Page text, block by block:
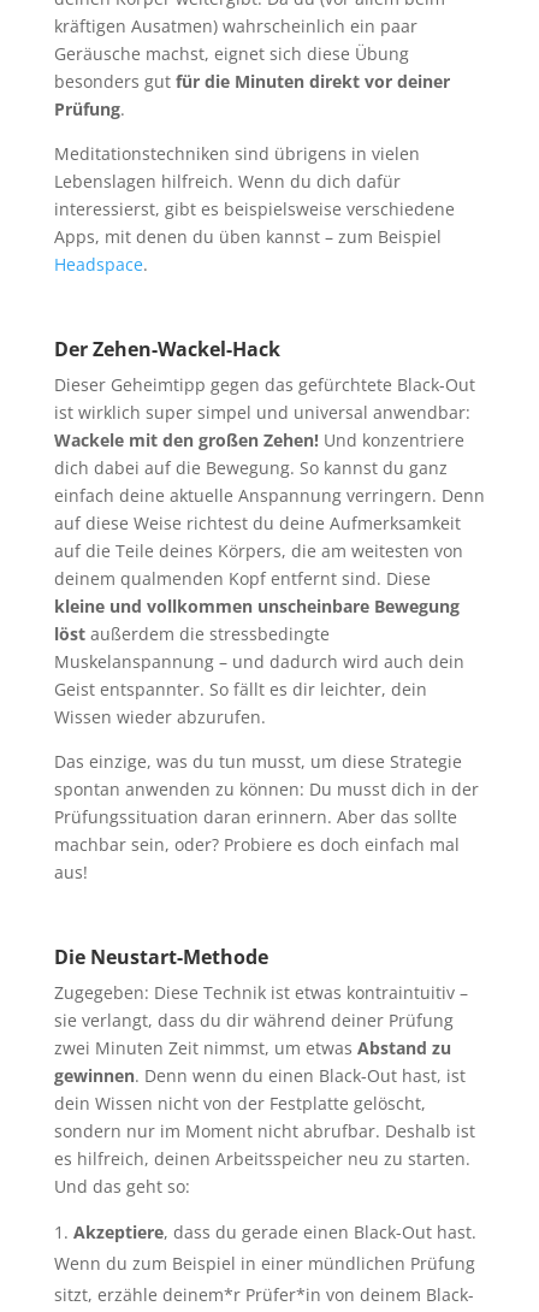
kräftigen Ausatmen) wahrscheinlich ein paar
Geräusche machst, eignet sich diese Übung
besonders gut für die Minuten direkt vor deiner
Prüfung.
Meditationstechniken sind übrigens in vielen
Lebenslagen hilfreich. Wenn du dich dafür
interessierst, gibt es beispielsweise verschiedene
Apps, mit denen du üben kannst – zum Beispiel
Headspace.
Der Zehen-Wackel-Hack
Dieser Geheimtipp gegen das gefürchtete Black-Out
ist wirklich super simpel und universal anwendbar:
Wackele mit den großen Zehen!Und konzentriere
dich dabei auf die Bewegung. So kannst du ganz
einfach deine aktuelle Anspannung verringern. Denn
auf diese Weise richtest du deine Aufmerksamkeit
auf die Teile deines Körpers, die am weitesten von
deinem qualmenden Kopf entfernt sind. Diese
kleine und vollkommen unscheinbare Bewegung
löstaußerdem die stressbedingte
Muskelanspannung – und dadurch wird auch dein
Geist entspannter. So fällt es dir leichter, dein
Wissen wieder abzurufen.
Das einzige, was du tun musst, um diese Strategie
spontan anwenden zu können: Du musst dich in der
Prüfungssituation daran erinnern. Aber das sollte
machbar sein, oder? Probiere es doch einfach mal
aus!
Die Neustart-Methode
Zugegeben: Diese Technik ist etwas kontraintuitiv –
sie verlangt, dass du dir während deiner Prüfung
zwei Minuten Zeit nimmst, um etwas Abstand zu
gewinnen. Denn wenn du einen Black-Out hast, ist
dein Wissen nicht von der Festplatte gelöscht,
sondern nur im Moment nicht abrufbar. Deshalb ist
es hilfreich, deinen Arbeitsspeicher neu zu starten.
Und das geht so:
Akzeptiere, dass du gerade einen Black-Out hast.
Wenn du zum Beispiel in einer mündlichen Prüfung
sitzt, erzähle deinem*r Prüfer*in von deinem Black-